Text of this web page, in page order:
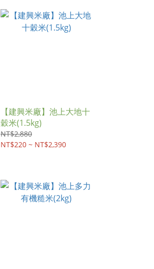
【建興米廠】池上大地十
穀米(1.5kg)
NT$2,880
NT$220 ~ NT$2,390